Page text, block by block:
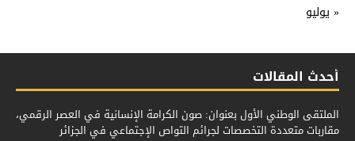
« يوليو
أحدث المقالات
الملتقى الوطني الأول بعنوان: صون الكرامة الإنسانية في العصر الرقمي،
مقاربات متعددة التخصصات لجرائم التواص الإجتماعي في الجزائر